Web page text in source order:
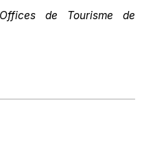
de Tourisme de